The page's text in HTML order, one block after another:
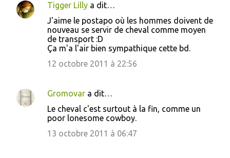
s
Tigger Lilly a dit…
J'aime le postapo où les hommes doivent de
nouveau se servir de cheval comme moyen
de transport :D
Ça m'a l'air bien sympathique cette bd.
12 octobre 2011 à 22:56
Gromovar a dit…
Le cheval c'est surtout à la fin, comme un
poor lonesome cowboy.
13 octobre 2011 à 06:47